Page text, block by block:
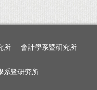
所 會計學系暨研究所
系暨研究所